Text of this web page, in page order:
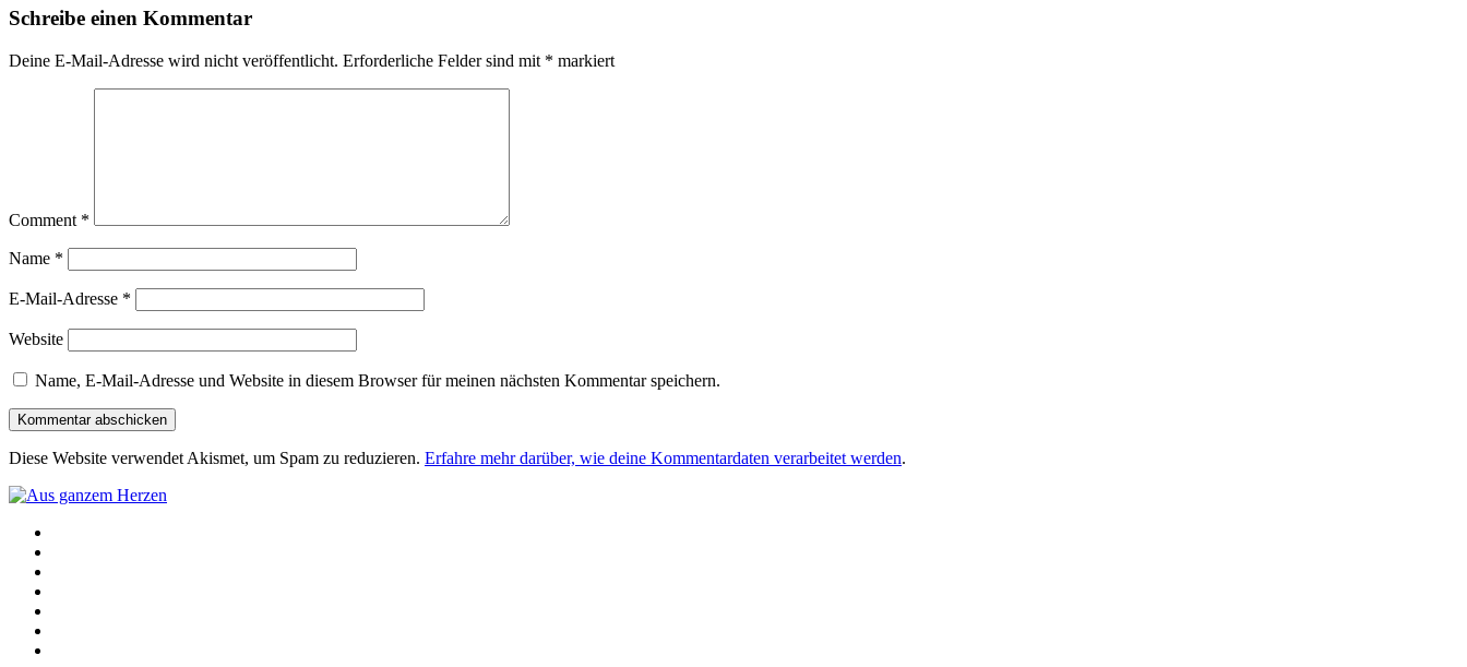
Schreibe einen Kommentar
Deine E-Mail-Adresse wird nicht veröffentlicht. Erforderliche Felder sind mit * markiert
Comment *
Name *
E-Mail-Adresse *
Website
Name, E-Mail-Adresse und Website in diesem Browser für meinen nächsten Kommentar speichern.
Diese Website verwendet Akismet, um Spam zu reduzieren. Erfahre mehr darüber, wie deine Kommentardaten verarbeitet werden.